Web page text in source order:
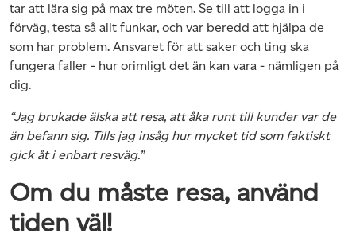
tar att lära sig på max tre möten. Se till att logga in i
förväg, testa så allt funkar, och var beredd att hjälpa de
som har problem. Ansvaret för att saker och ting ska
fungera faller - hur orimligt det än kan vara - nämligen på
dig.
“Jag brukade älska att resa, att åka runt till kunder var de
än befann sig. Tills jag insåg hur mycket tid som faktiskt
gick åt i enbart resväg.”
Om du måste resa, använd
tiden väl!